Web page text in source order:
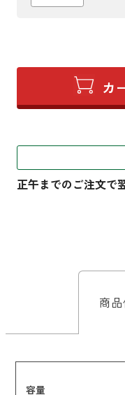
商
容量